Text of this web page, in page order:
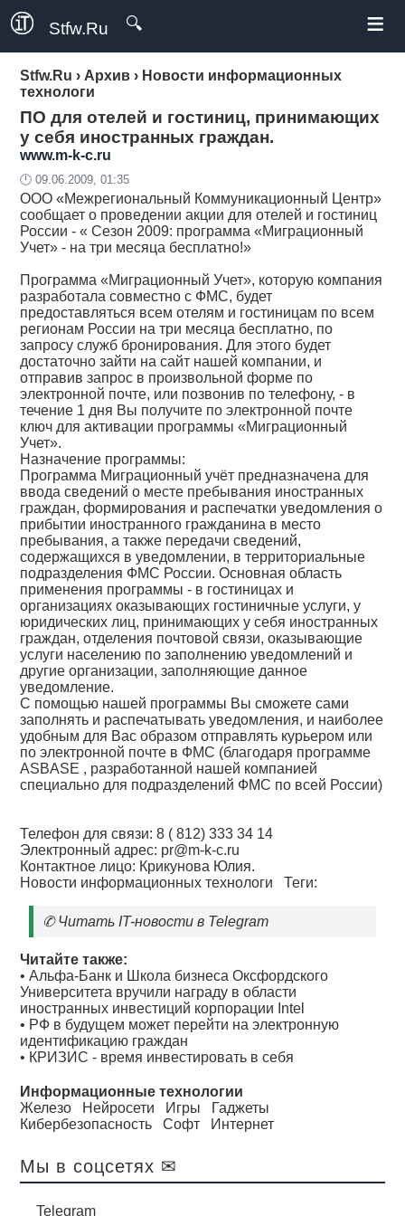
Stfw.Ru 🔍 ≡
Stfw.Ru › Архив › Новости информационных
технологи
ПО для отелей и гостиниц, принимающих
у себя иностранных граждан.
www.m-k-c.ru
🕛 09.06.2009, 01:35
ООО «Межрегиональный Коммуникационный Центр»
сообщает о проведении акции для отелей и гостиниц
России - « Сезон 2009: программа «Миграционный
Учет» - на три месяца бесплатно!»
Программа «Миграционный Учет», которую компания
разработала совместно с ФМС, будет
предоставляться всем отелям и гостиницам по всем
регионам России на три месяца бесплатно, по
запросу служб бронирования. Для этого будет
достаточно зайти на сайт нашей компании, и
отправив запрос в произвольной форме по
электронной почте, или позвонив по телефону, - в
течение 1 дня Вы получите по электронной почте
ключ для активации программы «Миграционный
Учет».
Назначение программы:
Программа Миграционный учёт предназначена для
ввода сведений о месте пребывания иностранных
граждан, формирования и распечатки уведомления о
прибытии иностранного гражданина в место
пребывания, а также передачи сведений,
содержащихся в уведомлении, в территориальные
подразделения ФМС России. Основная область
применения программы - в гостиницах и
организациях оказывающих гостиничные услуги, у
юридических лиц, принимающих у себя иностранных
граждан, отделения почтовой связи, оказывающие
услуги населению по заполнению уведомлений и
другие организации, заполняющие данное
уведомление.
C помощью нашей программы Вы сможете сами
заполнять и распечатывать уведомления, и наиболее
удобным для Вас образом отправлять курьером или
по электронной почте в ФМС (благодаря программе
ASBASE , разработанной нашей компанией
специально для подразделений ФМС по всей России)
Телефон для связи: 8 ( 812) 333 34 14
Электронный адрес: pr@m-k-c.ru
Контактное лицо: Крикунова Юлия.
Новости информационных технологи Теги:
✆Читать IT-новости в Telegram
Читайте также:
•Альфа-Банк и Школа бизнеса Оксфордского
Университета вручили награду в области
иностранных инвестиций корпорации Intel
• РФ в будущем может перейти на электронную
идентификацию граждан
• КРИЗИС - время инвестировать в себя
Информационные технологии
Железо
Нейросети Игры
Гаджеты
Кибербезопасность
Софт Интернет
Мы в соцсетях ✉
Telegram